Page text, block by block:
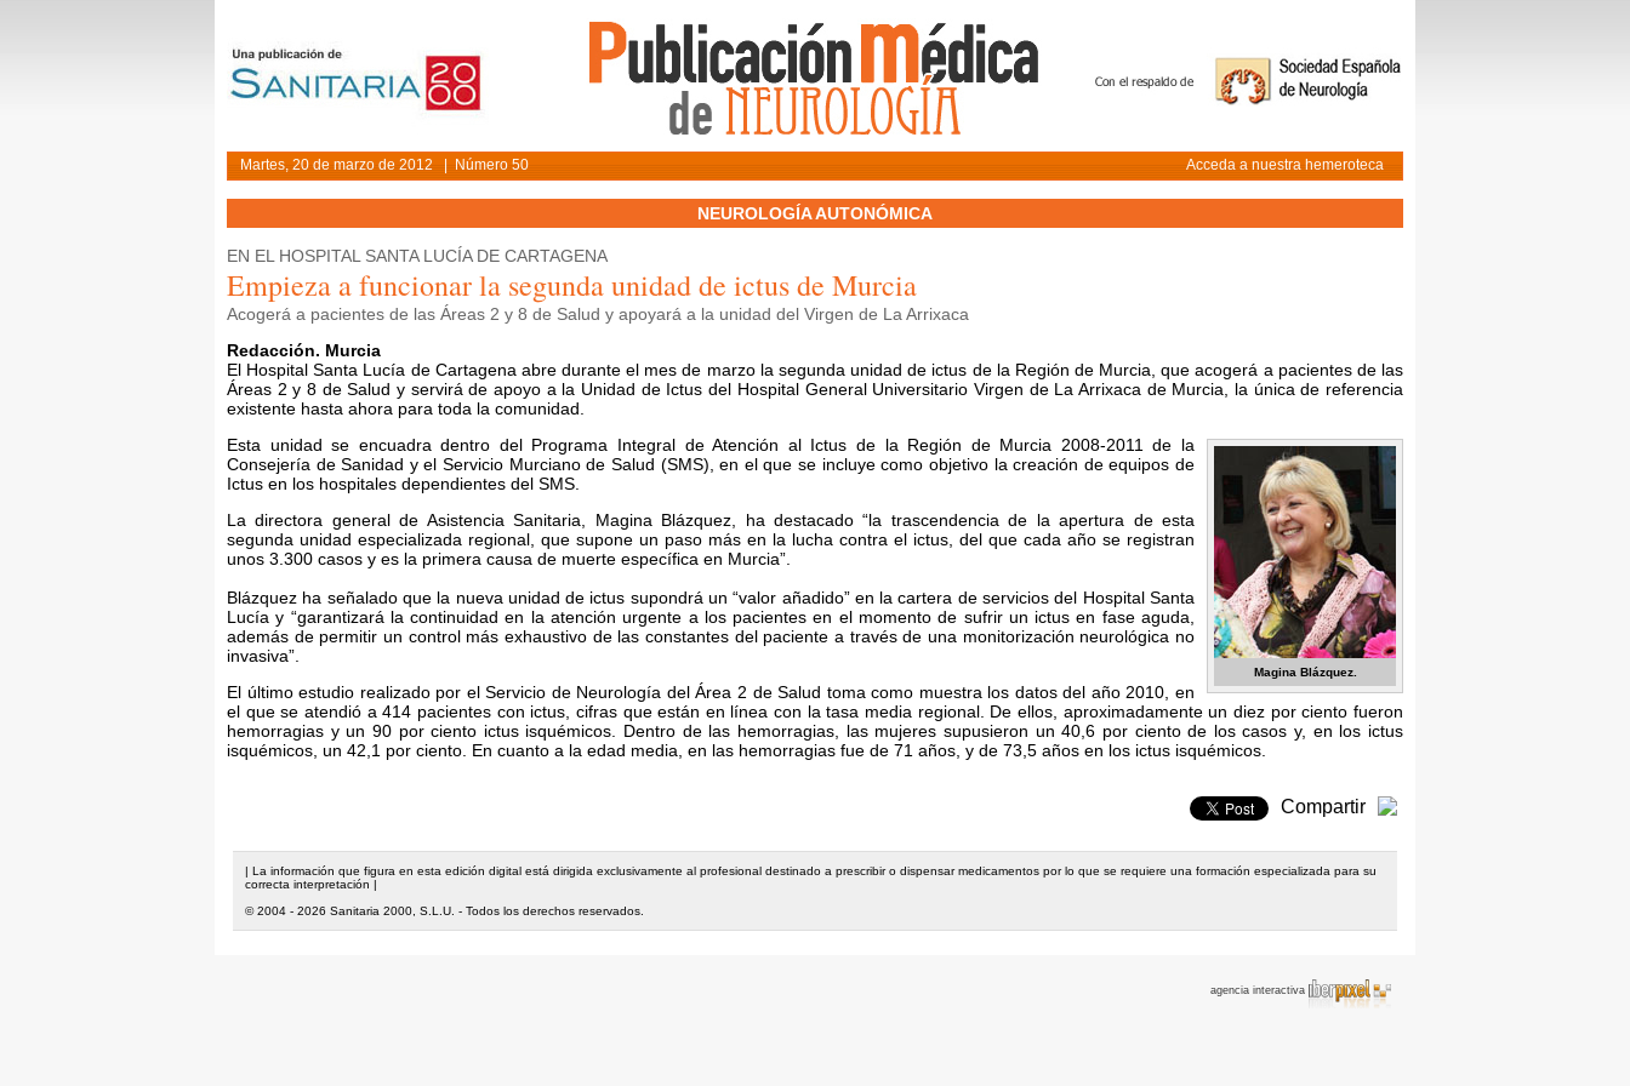
Martes, 20 de marzo de 2012 | Número 50 Acceda a nuestra hemeroteca
NEUROLOGÍA AUTONÓMICA
EN EL HOSPITAL SANTA LUCÍA DE CARTAGENA
Empieza a funcionar la segunda unidad de ictus de Murcia
Acogerá a pacientes de las Áreas 2 y 8 de Salud y apoyará a la unidad del Virgen de La Arrixaca
Redacción. Murcia
El Hospital Santa Lucía de Cartagena abre durante el mes de marzo la segunda unidad de ictus de la Región de Murcia, que acogerá a pacientes de las
Áreas 2 y 8 de Salud y servirá de apoyo a la Unidad de Ictus del Hospital General Universitario Virgen de La Arrixaca de Murcia, la única de referencia
existente hasta ahora para toda la comunidad.
Magina Blázquez.
Esta unidad se encuadra dentro del Programa Integral de Atención al Ictus de la Región de Murcia 2008-2011 de la
Consejería de Sanidad y el Servicio Murciano de Salud (SMS), en el que se incluye como objetivo la creación de equipos de
Ictus en los hospitales dependientes del SMS.
La directora general de Asistencia Sanitaria, Magina Blázquez, ha destacado “la trascendencia de la apertura de esta
segunda unidad especializada regional, que supone un paso más en la lucha contra el ictus, del que cada año se registran
unos 3.300 casos y es la primera causa de muerte específica en Murcia”.
Blázquez ha señalado que la nueva unidad de ictus supondrá un “valor añadido” en la cartera de servicios del Hospital Santa
Lucía y “garantizará la continuidad en la atención urgente a los pacientes en el momento de sufrir un ictus en fase aguda,
además de permitir un control más exhaustivo de las constantes del paciente a través de una monitorización neurológica no
invasiva”.
El último estudio realizado por el Servicio de Neurología del Área 2 de Salud toma como muestra los datos del año 2010, en
el que se atendió a 414 pacientes con ictus, cifras que están en línea con la tasa media regional. De ellos, aproximadamente un diez por ciento fueron
hemorragias y un 90 por ciento ictus isquémicos. Dentro de las hemorragias, las mujeres supusieron un 40,6 por ciento de los casos y, en los ictus
isquémicos, un 42,1 por ciento. En cuanto a la edad media, en las hemorragias fue de 71 años, y de 73,5 años en los ictus isquémicos.
Compartir
| La información que figura en esta edición digital está dirigida exclusivamente al profesional destinado a prescribir o dispensar medicamentos por lo que se requiere una formación especializada para su
correcta interpretación |
© 2004 - 2026 Sanitaria 2000, S.L.U. - Todos los derechos reservados.
agencia interactiva